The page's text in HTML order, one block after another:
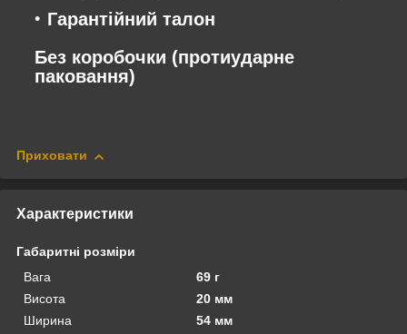
Гарантійний талон
Без коробочки (протиударне
паковання)
Приховати
Характеристики
Габаритні розміри
Вага
69 г
Висота
20 мм
Ширина
54 мм